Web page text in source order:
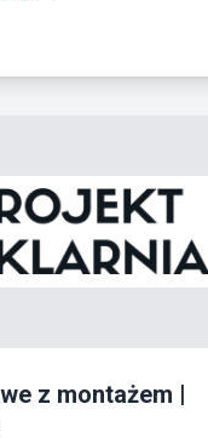
z montażem |